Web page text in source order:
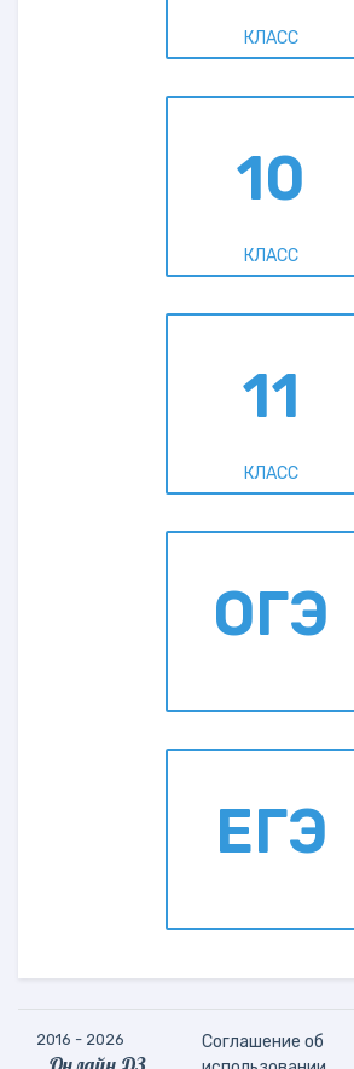
КЛАСС
10
КЛАСС
11
КЛАСС
ОГЭ
ЕГЭ
2016 - 2026
Соглашение об